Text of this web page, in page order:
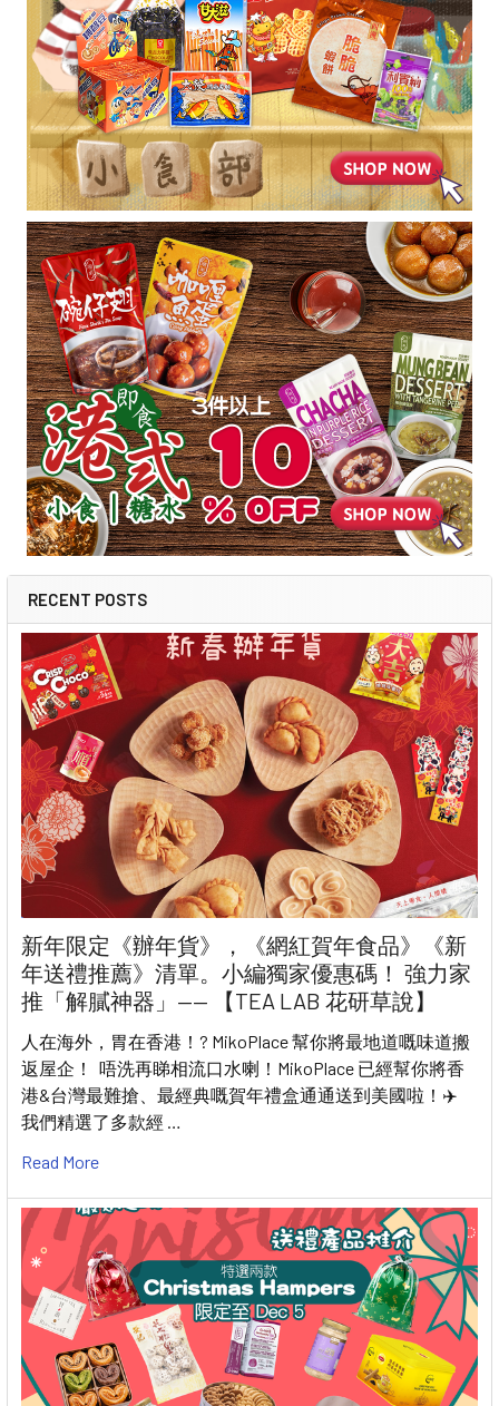
RECENT POSTS
新年限定《辦年貨》，《網紅賀年食品》《新
年送禮推薦》清單。小編獨家優惠碼！ 強力家
推「解膩神器」—— 【TEA LAB 花研草說】
人在海外，胃在香港！? MikoPlace 幫你將最地道嘅味道搬
返屋企！ 唔洗再睇相流口水喇！MikoPlace 已經幫你將香
港&台灣最難搶、最經典嘅賀年禮盒通通送到美國啦！✈️
我們精選了多款經 …
Read More